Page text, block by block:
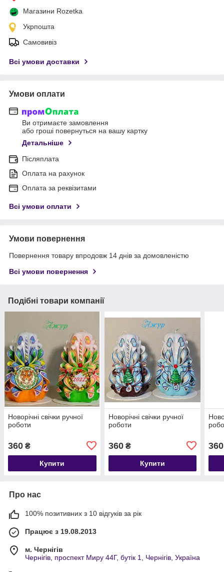
Магазини Rozetka
Укрпошта
Самовивіз
Всі умови доставки
Умови оплати
Ви отримаєте замовлення
або гроші повернуться на вашу картку
Детальніше
Післяплата
Оплата на рахунок
Оплата за реквізитами
Всі умови оплати
Умови повернення
Повернення товару впродовж 14 днів за домовленістю
Всі умови повернення
Подібні товари компанії
Новорічні свічки ручної
роботи
360 ₴
Купити
Новорічні свічки ручної
роботи
360₴
Купити
360
Про нас
100% позитивних з 10 відгуків за рік
Працює з 19.08.2013
м. Чернігів
Чернігів, проспект Миру 44Г, бутік 1, Чернігів, Україна